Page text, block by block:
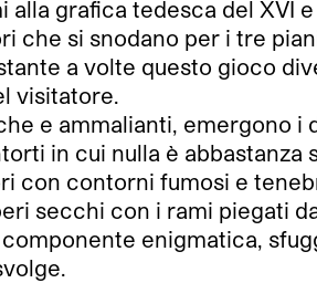
grafica tedesca del XVI
che si snodano per i tre
a volte questo gioco
visitatore.
e ammalianti, emergono
in cui nulla è abbastanza
con contorni fumosi e
secchi con i rami piegati
enigmatica,